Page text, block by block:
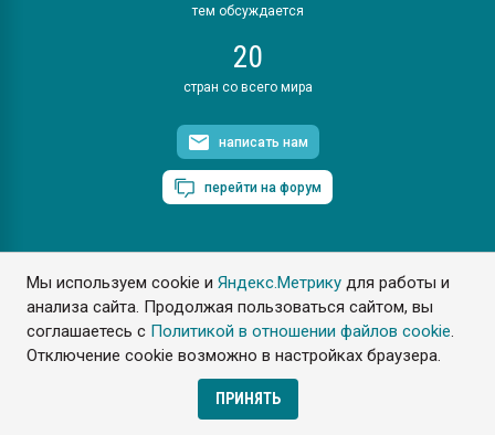
Мы используем cookie иЯндекс.Метрику для работы и
анализа сайта. Продолжая пользоваться сайтом, вы
соглашаетесь с Политикой в отношении файлов cookie.
Отключение cookie возможно в настройках браузера.
ПРИНЯТЬ
тем обсуждается
20
стран со всего мира
написать нам
перейти на форум
ПластЭксперт © 2006. Все права защищены
Разрешается копирование материалов сайта с обязательной
ссылкой на www.e-plastic.ru
Разработка сайта